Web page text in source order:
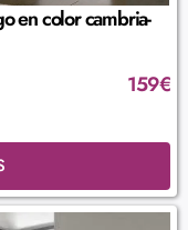
en color cambria-
159€